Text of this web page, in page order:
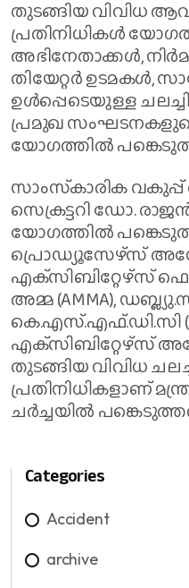
തുടങ്ങിയ വിവിധ
പ്രതിനിധികൾ
അഭിനേതാക്കൾ,
തിയേറ്റർ ഉടമകൾ,
ഉൾപ്പെടെയുള്ള
പ്രമുഖ
യോഗത്തിൽ
സാംസ്‌കാരിക
സെക്രട്ടറി ഡോ.
യോഗത്തിൽ
പ്രൊഡ്യൂസേഴ്‌സ്
എക്‌സിബിറ്റേഴ്‌സ്
അമ്മ (AMMA),
കെ.എസ്.എഫ്.ഡി.സി
എക്‌സിബിറ്റേഴ്‌സ്
തുടങ്ങിയ വിവിധ
പ്രതിനിധികളാണ്
ചർച്ചയിൽ
Categories
Accident
archive